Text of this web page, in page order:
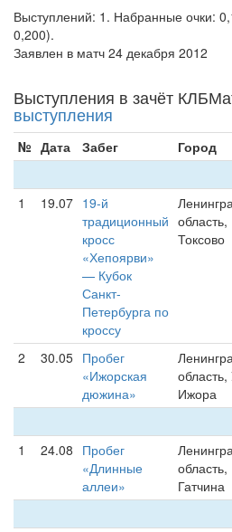
Выступлений: 1. Набранные очки:
0,200).
Заявлен в матч 24 декабря 2012
Выступления в зачёт
выступления
№ Дата Забег Город
1
19.07 19-й
традиционный
кросс
«Хепоярви»
— Кубок
Санкт-
Петербурга по
кроссу
область,
Токсово
2 30.05 Пробег
«Ижорская
дюжина»
область,
Ижора
1
24.08 Пробег
«Длинные
аллеи»
область,
Гатчина